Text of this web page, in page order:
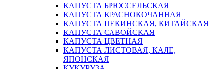
КАПУСТА БРЮССЕЛЬСКАЯ
КАПУСТА КРАСНОКОЧАННАЯ
КАПУСТА ПЕКИНСКАЯ, КИТАЙСКАЯ
КАПУСТА САВОЙСКАЯ
КАПУСТА ЦВЕТНАЯ
КАПУСТА ЛИСТОВАЯ, КАЛЕ,
ЯПОНСКАЯ